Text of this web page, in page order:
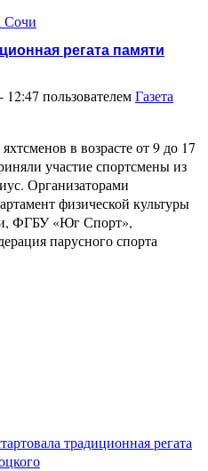
регата памяти
пользователемГазета
в возрасте от 9 до 17
участие спортсмены из
Организаторами
физической культуры
ФГБУ «Юг Спорт»,
парусного спорта
традиционная регата